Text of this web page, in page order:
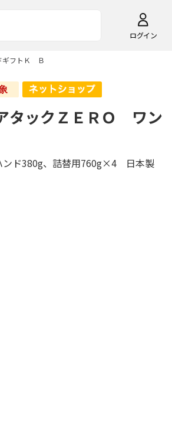
ログイン
ギフトＫ Ｂ
タックＺＥＲＯ ワン
ンド380g、詰替用760g×4 日本製